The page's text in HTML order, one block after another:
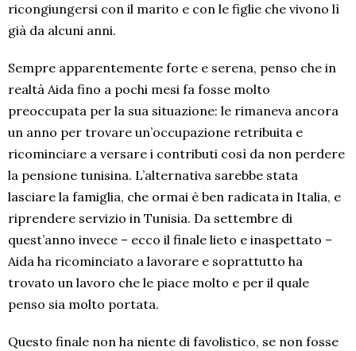
ricongiungersi con il marito e con le figlie che vivono lì
già da alcuni anni.
Sempre apparentemente forte e serena, penso che in
realtà Aida fino a pochi mesi fa fosse molto
preoccupata per la sua situazione: le rimaneva ancora
un anno per trovare un’occupazione retribuita e
ricominciare a versare i contributi così da non perdere
la pensione tunisina. L’alternativa sarebbe stata
lasciare la famiglia, che ormai è ben radicata in Italia, e
riprendere servizio in Tunisia. Da settembre di
quest’anno invece – ecco il finale lieto e inaspettato –
Aida ha ricominciato a lavorare e soprattutto ha
trovato un lavoro che le piace molto e per il quale
penso sia molto portata.
Questo finale non ha niente di favolistico, se non fosse